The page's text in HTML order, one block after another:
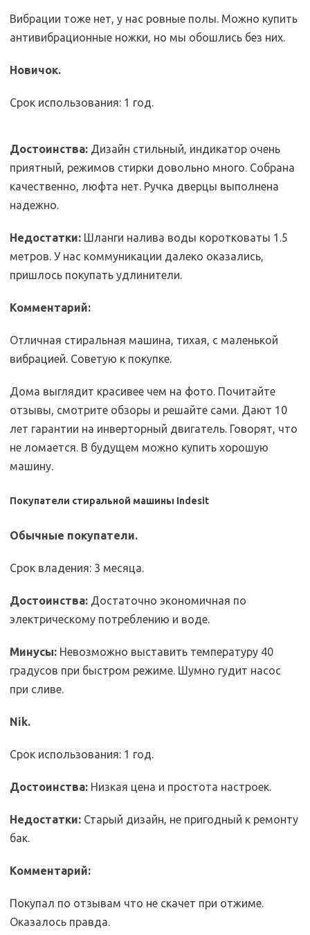
Вибрации тоже нет, у нас ровные полы. Можно купить
антивибрационные ножки, но мы обошлись без них.
Новичок.
Срок использования: 1 год.
Достоинства: Дизайн стильный, индикатор очень
приятный, режимов стирки довольно много. Собрана
качественно, люфта нет. Ручка дверцы выполнена
надежно.
Недостатки: Шланги налива воды коротковаты 1.5
метров. У нас коммуникации далеко оказались,
пришлось покупать удлинители.
Комментарий:
Отличная стиральная машина, тихая, с маленькой
вибрацией. Советую к покупке.
Дома выглядит красивее чем на фото. Почитайте
отзывы, смотрите обзоры и решайте сами. Дают 10
лет гарантии на инверторный двигатель. Говорят, что
не ломается. В будущем можно купить хорошую
машину.
Покупатели стиральной машины Indesit
Обычные покупатели.
Срок владения: 3 месяца.
Достоинства: Достаточно экономичная по
электрическому потреблению и воде.
Минусы: Невозможно выставить температуру 40
градусов при быстром режиме. Шумно гудит насос
при сливе.
Nik.
Срок использования: 1 год.
Достоинства: Низкая цена и простота настроек.
Недостатки: Старый дизайн, не пригодный к ремонту
бак.
Комментарий:
Покупал по отзывам что не скачет при отжиме.
Оказалось правда.